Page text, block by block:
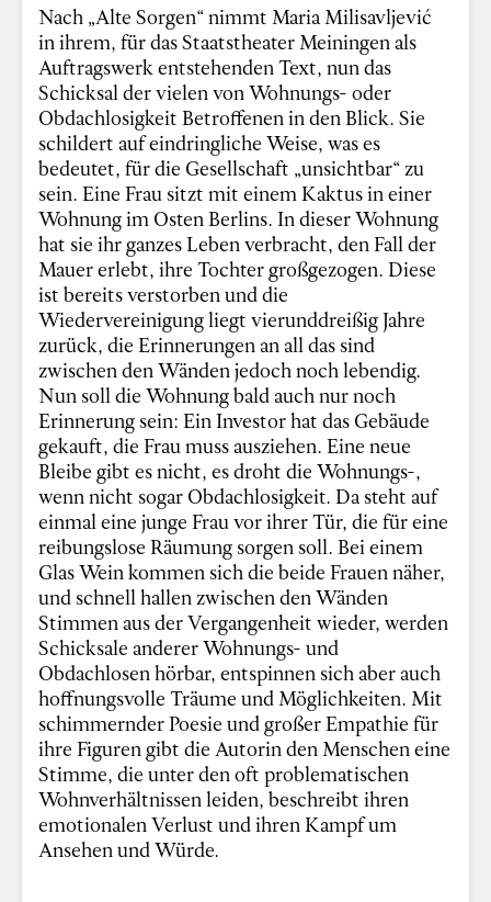
Nach „Alte Sorgen“ nimmt Maria Milisavljević
in ihrem, für das Staatstheater Meiningen als
Auftragswerk entstehenden Text, nun das
Schicksal der vielen von Wohnungs- oder
Obdachlosigkeit Betroffenen in den Blick. Sie
schildert auf eindringliche Weise, was es
bedeutet, für die Gesellschaft „unsichtbar“ zu
sein. Eine Frau sitzt mit einem Kaktus in einer
Wohnung im Osten Berlins. In dieser Wohnung
hat sie ihr ganzes Leben verbracht, den Fall der
Mauer erlebt, ihre Tochter großgezogen. Diese
ist bereits verstorben und die
Wiedervereinigung liegt vierunddreißig Jahre
zurück, die Erinnerungen an all das sind
zwischen den Wänden jedoch noch lebendig.
Nun soll die Wohnung bald auch nur noch
Erinnerung sein: Ein Investor hat das Gebäude
gekauft, die Frau muss ausziehen. Eine neue
Bleibe gibt es nicht, es droht die Wohnungs-,
wenn nicht sogar Obdachlosigkeit. Da steht auf
einmal eine junge Frau vor ihrer Tür, die für eine
reibungslose Räumung sorgen soll. Bei einem
Glas Wein kommen sich die beide Frauen näher,
und schnell hallen zwischen den Wänden
Stimmen aus der Vergangenheit wieder, werden
Schicksale anderer Wohnungs- und
Obdachlosen hörbar, entspinnen sich aber auch
hoffnungsvolle Träume und Möglichkeiten. Mit
schimmernder Poesie und großer Empathie für
ihre Figuren gibt die Autorin den Menschen eine
Stimme, die unter den oft problematischen
Wohnverhältnissen leiden, beschreibt ihren
emotionalen Verlust und ihren Kampf um
Ansehen und Würde.